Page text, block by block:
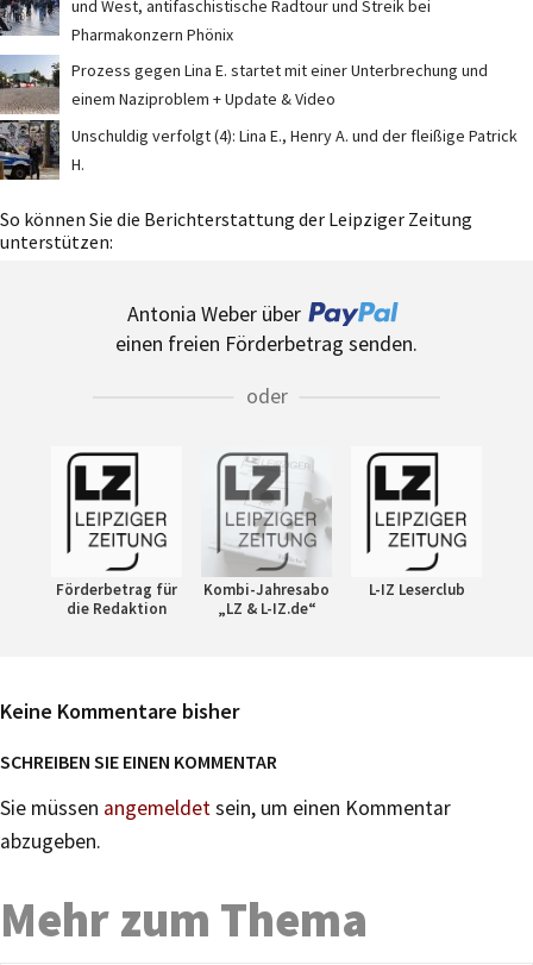
und West, antifaschistische Radtour und Streik bei
Pharmakonzern Phönix
Prozess gegen Lina E. startet mit einer Unterbrechung und
einem Naziproblem + Update & Video
Unschuldig verfolgt (4): Lina E., Henry A. und der fleißige Patrick
H.
So können Sie die Berichterstattung der Leipziger Zeitung
unterstützen:
Antonia Weber über
einen freien Förderbetrag senden.
oder
Förderbetrag für
die Redaktion
Kombi-Jahresabo
„LZ & L-IZ.de“
L-IZ Leserclub
Keine Kommentare bisher
SCHREIBEN SIE EINEN KOMMENTAR
Sie müssen angemeldetsein, um einen Kommentar
abzugeben.
Mehr zum Thema